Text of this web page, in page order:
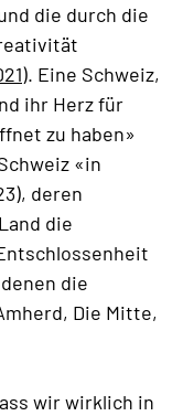
die durch die
). Eine Schweiz,
ihr Herz für
zu haben»
«in
deren
die
die
Die Mitte,
wir wirklich in